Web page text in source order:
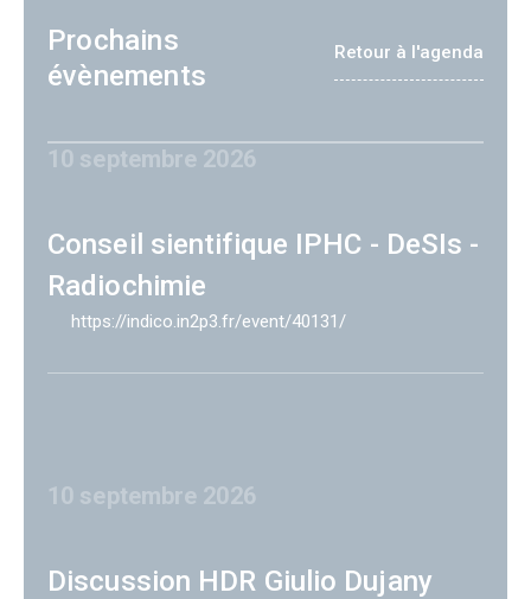
Prochains
évènements
Retour à l'agenda
10 septembre 2026
Conseil sientifique IPHC - DeSIs -
Radiochimie
https://indico.in2p3.fr/event/40131/
10 septembre 2026
Discussion HDR Giulio Dujany